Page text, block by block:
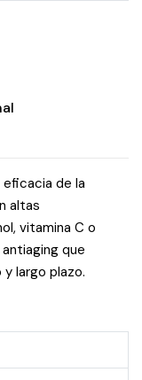
de la
altas
vitamina C o
que
largo plazo.